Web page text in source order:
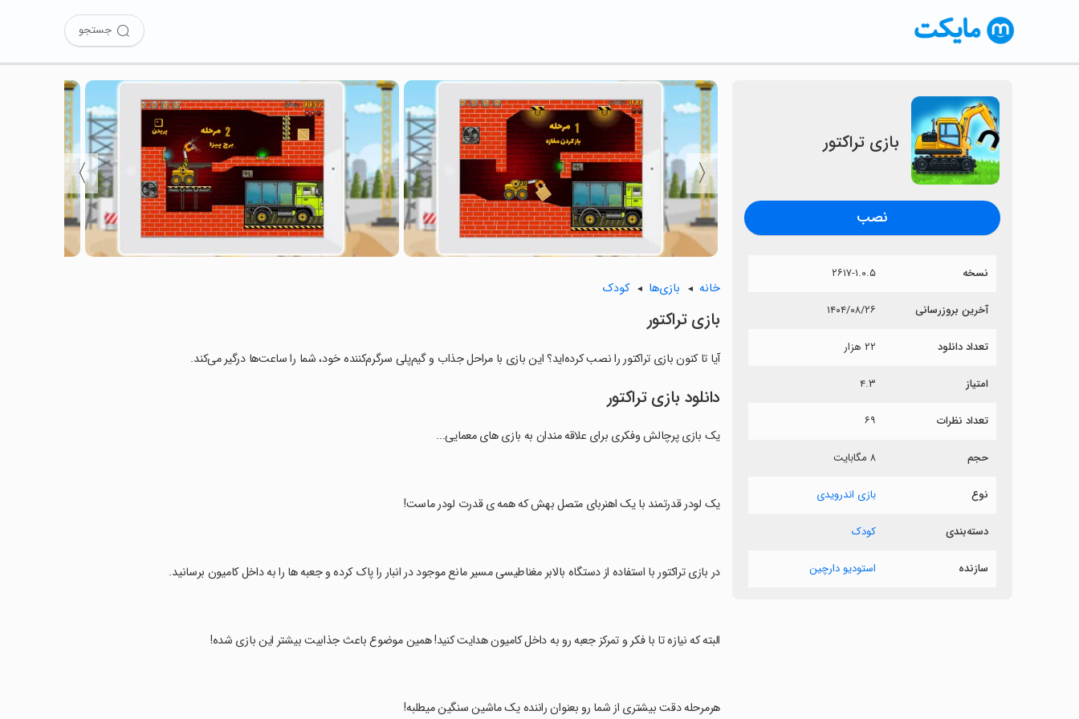
جستجو
بازی تراکتور
نصب
نسخه ۲۶۱۷-۱.۰.۵
آخرین بروزرسانی ۱۴۰۴/۰۸/۲۶
تعداد دانلود ۲۲ هزار
امتیاز ۴.۳
تعداد نظرات ۶۹
حجم ۸ مگابایت
نوع بازی اندرویدی
دسته‌بندی کودک
سازنده استودیو دارچین
〈
〉
خانه بازی‌ها کودک
بازی تراکتور
آیا تا کنون بازی تراکتور را نصب کرده‌اید؟ این بازی با مراحل جذاب و گیم‌پلی سرگرم‌کننده خود، شما را ساعت‌ها درگیر می‌کند.
دانلود بازی تراکتور
یک بازی پرچالش وفکری برای علاقه مندان به بازی های معمایی...
‏یک لودر قدرتمند با یک اهنربای متصل بهش که همه ی قدرت لودر ماست!
‏در بازی تراکتور با استفاده از دستگاه بالابر مغناطیسی مسیر مانع موجود در انبار را پاک کرده و جعبه ها را به داخل کامیون برسانید.
‏البته که نیازه تا با فکر و تمرکز جعبه رو به داخل کامیون هدایت کنید! همین موضوع باعث جذابیت بیشتر این بازی شده!
‏هرمرحله دقت بیشتری از شما رو بعنوان راننده یک ماشین سنگین میطلبه!